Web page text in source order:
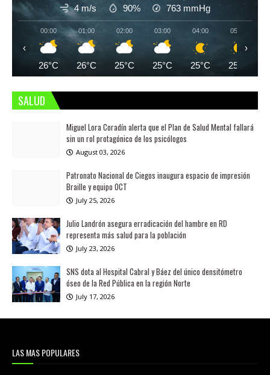
4 m/s 90% 763 mmHg
00:00
26°C
01:00
26°C
02:00
25°C
03:00
25°C
04:00
25°C
05:00
25°C
‹ ›
SALUD
Miguel Lora Coradín alerta que el Plan de Salud Mental fallará
sin un rol protagónico de los psicólogos
August 03, 2026
Patronato Nacional de Ciegos inaugura espacio de impresión
Braille y equipo OCT
July 25, 2026
Julio Landrón asegura erradicación del hambre en RD
representa más salud para la población
July 23, 2026
SNS dota al Hospital Cabral y Báez del único densitómetro
óseo de la Red Pública en la región Norte
July 17, 2026
LAS MAS POPULARES